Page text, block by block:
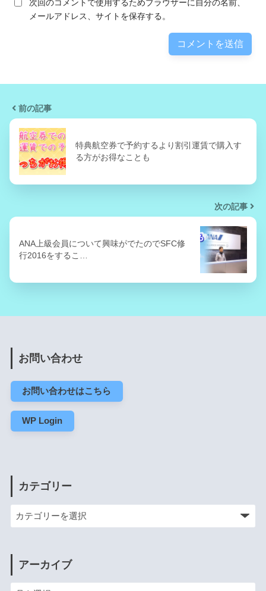
次回のコメントで使用するためブラウザーに自分の名前、
メールアドレス、サイトを保存する。
前の記事
特典航空券で予約するより割引運賃で購入す
る方がお得なことも
次の記事
ANA上級会員について興味がでたのでSFC修
行2016をするこ…
お問い合わせ
お問い合わせはこちら
WP Login
カテゴリー
アーカイブ